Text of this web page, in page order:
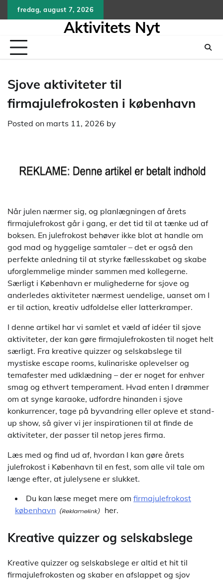
to
fredag, august 7, 2026
Aktivitets Nyt
Sjove aktiviteter til
firmajulefrokosten i københavn
Posted on marts 11, 2026 by
Når julen nærmer sig, og planlægningen af årets
firmajulefrokost går i gang, er det tid til at tænke ud af
boksen. En julefrokost behøver ikke blot at handle om
god mad og hyggelige samtaler – det er også den
perfekte anledning til at styrke fællesskabet og skabe
uforglemmelige minder sammen med kollegerne.
Særligt i København er mulighederne for sjove og
anderledes aktiviteter nærmest uendelige, uanset om I
er til action, kreativ udfoldelse eller latterkramper.
I denne artikel har vi samlet et væld af idéer til sjove
aktiviteter, der kan gøre firmajulefrokosten til noget helt
særligt. Fra kreative quizzer og selskabslege til
mystiske escape rooms, kulinariske oplevelser og
temafester med udklædning – der er noget for enhver
smag og ethvert temperament. Hvad enten I drømmer
om at synge karaoke, udfordre hinanden i sjove
konkurrencer, tage på byvandring eller opleve et stand-
up show, så giver vi jer inspirationen til at finde de
aktiviteter, der passer til netop jeres firma.
Læs med og find ud af, hvordan I kan gøre årets
julefrokost i København til en fest, som alle vil tale om
længe efter, at julelysene er slukket.
Du kan læse meget mere om firmajulefrokost
københavn
her.
Kreative quizzer og selskabslege
Kreative quizzer og selskabslege er altid et hit til
firmajulefrokosten og skaber en afslappet og sjov